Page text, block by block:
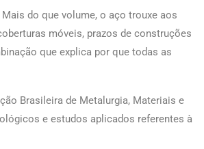
do que volume, o aço trouxe aos
móveis, prazos de construções
que explica por que todas as
Brasileira de Metalurgia, Materiais e
e estudos aplicados referentes à